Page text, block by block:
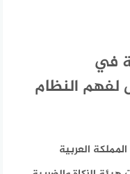
في
لفهم النظام
العربية